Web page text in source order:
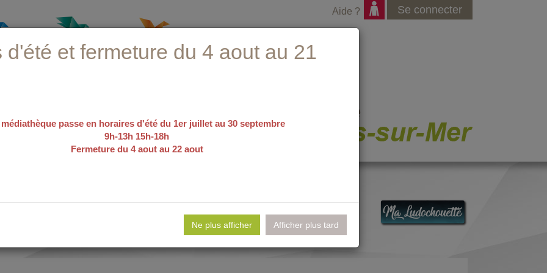
Aide ? Se connecter
recherche avancée
d'emploi Nos sélections Evénementiel
d'été et fermeture du 4 aout au 21
médiathèque passe en horaires d'été du 1er juillet au 30 septembre
9h-13h 15h-18h
Fermeture du 4 aout au 22 aout
Ne plus afficher Afficher plus tard